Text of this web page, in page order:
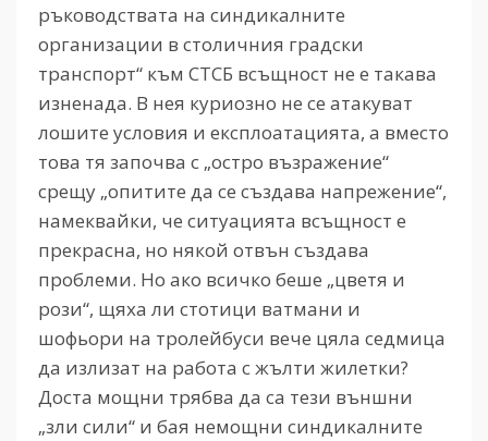
ръководствата на синдикалните
организации в столичния градски
транспорт“ към СТСБ всъщност не е такава
изненада. В нея куриозно не се атакуват
лошите условия и експлоатацията, а вместо
това тя започва с „остро възражение“
срещу „опитите да се създава напрежение“,
намеквайки, че ситуацията всъщност е
прекрасна, но някой отвън създава
проблеми. Но ако всичко беше „цветя и
рози“, щяха ли стотици ватмани и
шофьори на тролейбуси вече цяла седмица
да излизат на работа с жълти жилетки?
Доста мощни трябва да са тези външни
„зли сили“ и бая немощни синдикалните